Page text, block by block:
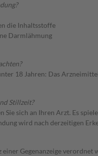
die Inhaltsstoffe
Darmlähmung
18 Jahren: Das
Stillzeit?
Sie sich an Ihren Arzt. Es
wird nach derzeitigen
Gegenanzeige verordnet